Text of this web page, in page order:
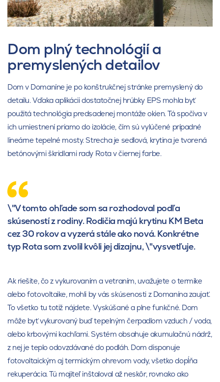
Dom plný technológií a
premyslených detailov
Dom v Domaníne je po konštrukčnej stránke premyslený do
detailu. Vďaka aplikácii dostatočnej hrúbky EPS mohla byť
použitá technológia predsadenej montáže okien. Tá spočíva v
ich umiestnení priamo do izolácie, čím sú vylúčené prípadné
lineárne tepelné mosty. Strecha je sedlová, krytina je tvorená
betónovými škridlami rady Rota v čiernej farbe.
\"V tomto ohľade som sa rozhodoval podľa
skúseností z rodiny. Rodičia majú krytinu KM Beta
cez 30 rokov a vyzerá stále ako nová. Konkrétne
typ Rota som zvolil kvôli jej dizajnu, \"vysvetľuje.
Ak riešite, čo z vykurovaním a vetraním, uvažujete o termike
alebo fotovoltaike, mohli by vás skúsenosti z Domanína zaujať.
To všetko tu totiž nájdete. Vyskúšané a plne funkčné. Dom
môže byť vykurovaný buď tepelným čerpadlom vzduch / voda,
alebo krbovými kachľami. Systém obsahuje akumulačnú nádrž,
z nej je teplo odovzdávané do podláh. Dom disponuje
fotovoltaickým aj termickým ohrevom vody, všetko dopĺňa
rekuperácia. Tú majiteľ inštaloval až neskôr, rovnako ako